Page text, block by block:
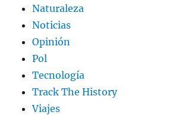
Naturaleza
Noticias
Opinión
Pol
Tecnología
Track The History
Viajes